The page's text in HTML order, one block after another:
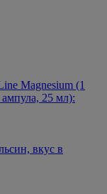
Magnesium (1
25 мл):
вкус в